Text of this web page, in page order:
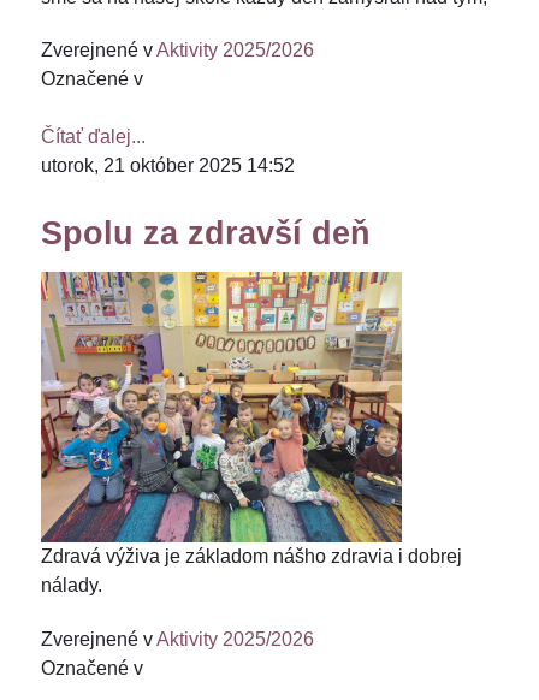
Zverejnené vAktivity 2025/2026
Označené v
Čítať ďalej...
utorok, 21 október 2025 14:52
Spolu za zdravší deň
Zdravá výživa je základom nášho zdravia i dobrej
nálady.
Zverejnené vAktivity 2025/2026
Označené v